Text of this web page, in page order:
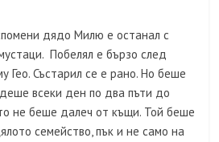
дядо Милю е останал с
Побелял е бързо след
Гео. Състарил се е рано. Но беше
всеки ден по два пъти до
не беше далеч от къщи. Той беше
семейство, пък и не само на